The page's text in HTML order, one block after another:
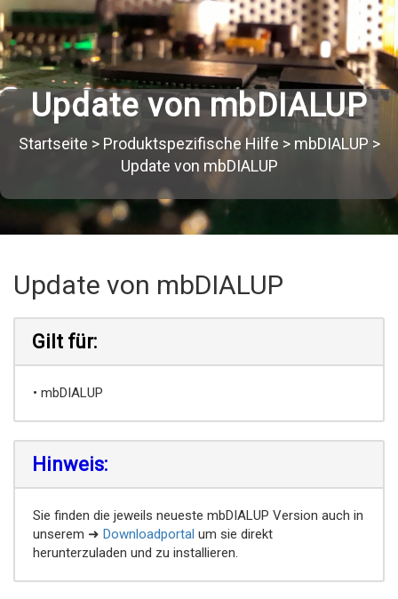
Update von mbDIALUP
Startseite > Produktspezifische Hilfe > mbDIALUP >
Update von mbDIALUP
Update von mbDIALUP
Gilt für:
• mbDIALUP
Hinweis:
Sie finden die jeweils neueste mbDIALUP Version auch in
unserem ➜ Downloadportal um sie direkt
herunterzuladen und zu installieren.